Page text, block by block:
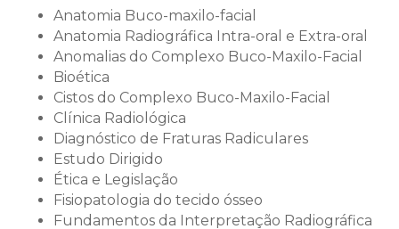
Anatomia Buco-maxilo-facial
Anatomia Radiográfica Intra-oral e Extra-oral
Anomalias do Complexo Buco-Maxilo-Facial
Bioética
Cistos do Complexo Buco-Maxilo-Facial
Clínica Radiológica
Diagnóstico de Fraturas Radiculares
Estudo Dirigido
Ética e Legislação
Fisiopatologia do tecido ósseo
Fundamentos da Interpretação Radiográfica